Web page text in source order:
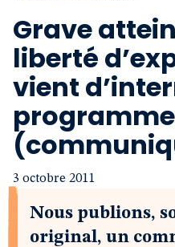
Grave
liberté
vient
3 octobre 2011
Nous publions,
original, un